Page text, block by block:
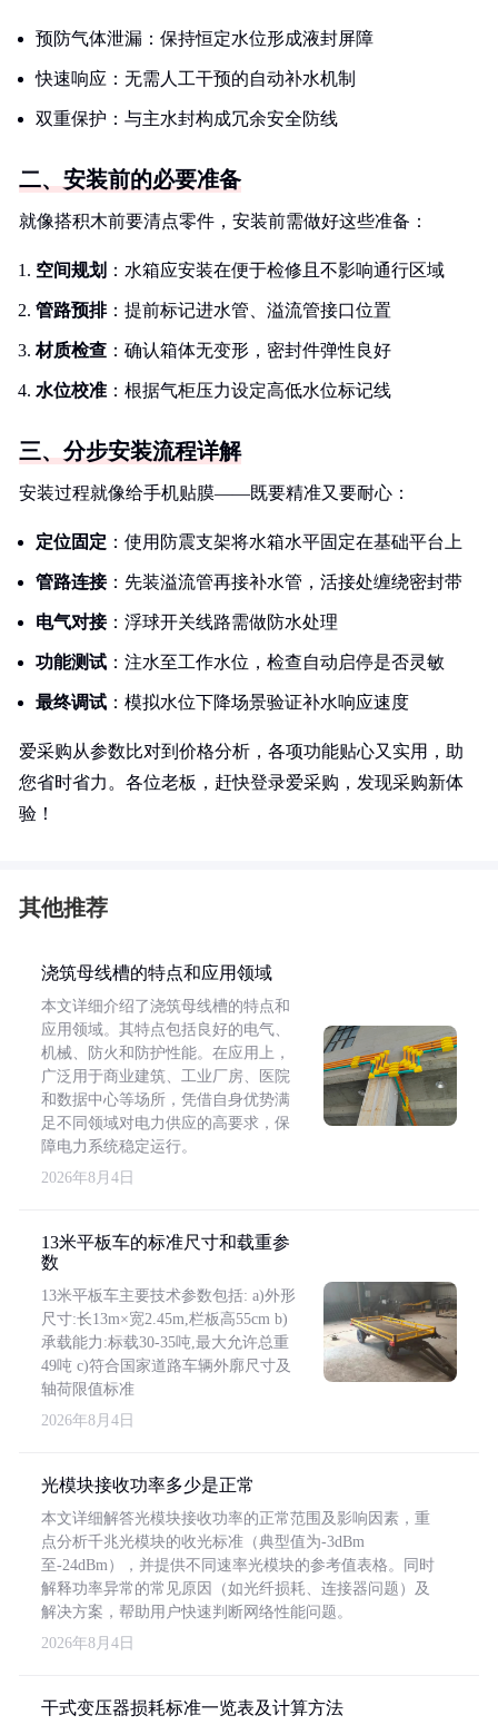
预防气体泄漏：保持恒定水位形成液封屏障
快速响应：无需人工干预的自动补水机制
双重保护：与主水封构成冗余安全防线
二、安装前的必要准备
就像搭积木前要清点零件，安装前需做好这些准备：
空间规划 ：水箱应安装在便于检修且不影响通行区域
管路预排：提前标记进水管、溢流管接口位置
材质检查 ：确认箱体无变形，密封件弹性良好
水位校准 ：根据气柜压力设定高低水位标记线
三、分步安装流程详解
安装过程就像给手机贴膜——既要精准又要耐心：
定位固定 ：使用防震支架将水箱水平固定在基础平台上
管路连接：先装溢流管再接补水管，活接处缠绕密封带
电气对接：浮球开关线路需做防水处理
功能测试 ：注水至工作水位，检查自动启停是否灵敏
最终调试 ：模拟水位下降场景验证补水响应速度
爱采购从参数比对到价格分析，各项功能贴心又实用，助
您省时省力。各位老板，赶快登录爱采购，发现采购新体
验！
其他推荐
浇筑母线槽的特点和应用领域
本文详细介绍了浇筑母线槽的特点和
应用领域。其特点包括良好的电气、
机械、防火和防护性能。在应用上，
广泛用于商业建筑、工业厂房、医院
和数据中心等场所，凭借自身优势满
足不同领域对电力供应的高要求，保
障电力系统稳定运行。
2026年8月4日
13米平板车的标准尺寸和载重参
数
13米平板车主要技术参数包括: a)外形
尺寸:长13m×宽2.45m,栏板高55cm b)
承载能力:标载30-35吨,最大允许总重
49吨 c)符合国家道路车辆外廓尺寸及
轴荷限值标准
2026年8月4日
光模块接收功率多少是正常
本文详细解答光模块接收功率的正常范围及影响因素，重
点分析千兆光模块的收光标准（典型值为-3dBm
至-24dBm），并提供不同速率光模块的参考值表格。同时
解释功率异常的常见原因（如光纤损耗、连接器问题）及
解决方案，帮助用户快速判断网络性能问题。
2026年8月4日
干式变压器损耗标准一览表及计算方法